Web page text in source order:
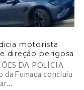
motorista
direção perigosa
DA POLÍCIA
Fumaça concluiu